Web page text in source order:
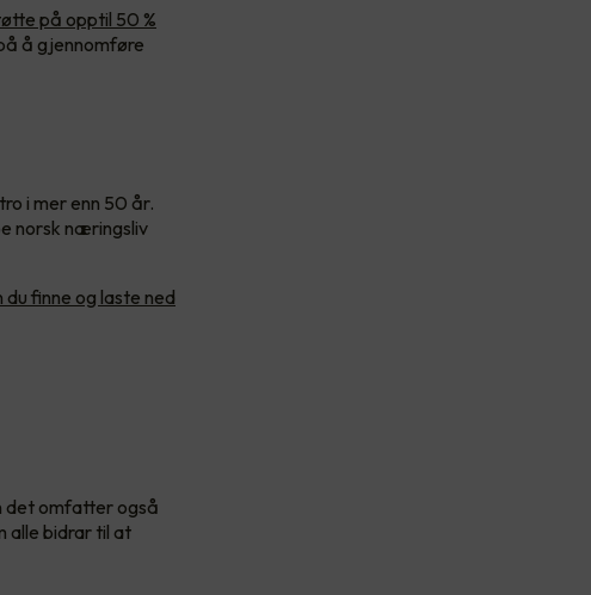
på opptil 50 %
å gjennomføre
i mer enn 50 år.
norsk næringsliv
du finne og laste ned
det omfatter også
alle bidrar til at